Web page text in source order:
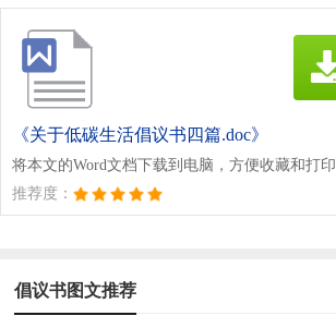
《关于低碳生活倡议书四篇.doc》
将本文的Word文档下载到电脑，方便收藏和打印
推荐度：
倡议书图文推荐